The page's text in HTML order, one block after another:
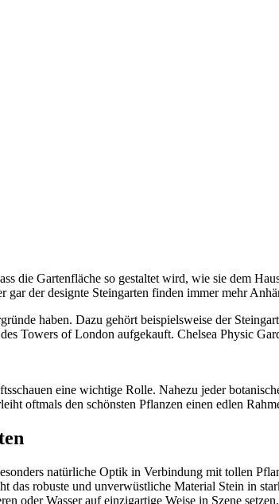
die Gartenfläche so gestaltet wird, wie sie dem
der designte Steingarten finden immer mehr
haben. Dazu gehört beispielsweise der
Towers of London aufgekauft. Chelsea Physic
eine wichtige Rolle. Nahezu jeder
oftmals den schönsten Pflanzen einen edlen
natürliche Optik in Verbindung mit tollen
das robuste und unverwüstliche Material Stein in
oder Wasser auf einzigartige Weise in Szene